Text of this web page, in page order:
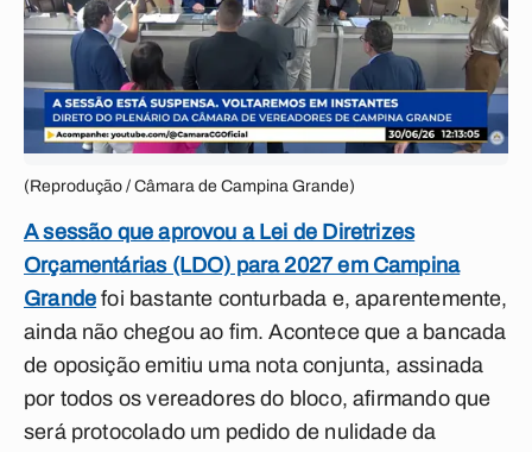
(Reprodução / Câmara de Campina Grande)
A sessão que aprovou a Lei de Diretrizes
Orçamentárias (LDO) para 2027 em Campina
Grande foi bastante conturbada e, aparentemente,
ainda não chegou ao fim. Acontece que a bancada
de oposição emitiu uma nota conjunta, assinada
por todos os vereadores do bloco, afirmando que
será protocolado um pedido de nulidade da